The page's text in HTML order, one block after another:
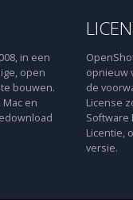
in een
open
bouwen.
en
opnieuw
de
License
Software
Licentie,
versie.